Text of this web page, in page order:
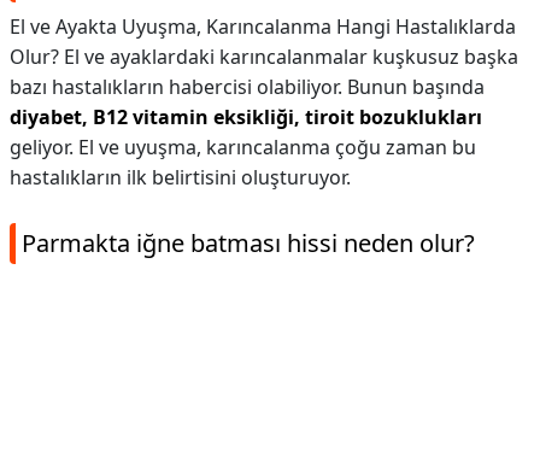
El ve Ayakta Uyuşma, Karıncalanma Hangi Hastalıklarda
Olur? El ve ayaklardaki karıncalanmalar kuşkusuz başka
bazı hastalıkların habercisi olabiliyor. Bunun başında
diyabet, B12 vitamin eksikliği, tiroit bozuklukları
geliyor. El ve uyuşma, karıncalanma çoğu zaman bu
hastalıkların ilk belirtisini oluşturuyor.
Parmakta iğne batması hissi neden olur?